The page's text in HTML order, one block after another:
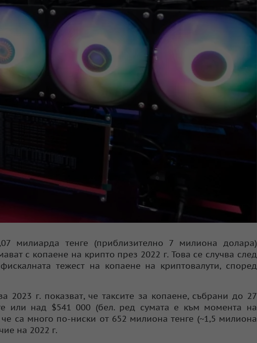
милиарда тенге (приблизително 7 милиона долара)
с копаене на крипто през 2022 г. Това се случва след
тежест на копаене на криптовалути, според
2023 г. показват, че таксите за копаене, събрани до 27
или над $541 000 (бел. ред сумата е към момента на
са много по-ниски от 652 милиона тенге (~1,5 милиона
на 2022 г.